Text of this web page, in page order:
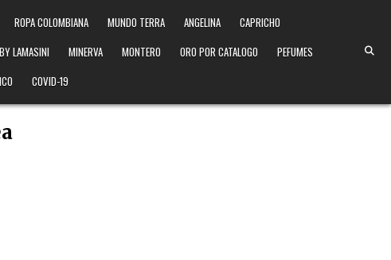
ROPA COLOMBIANA MUNDO TERRA ANGELINA
CAPRICHO
LAMASINI MINERVA MONTERO ORO POR CATALOGO
PEFUMES
COVID-19